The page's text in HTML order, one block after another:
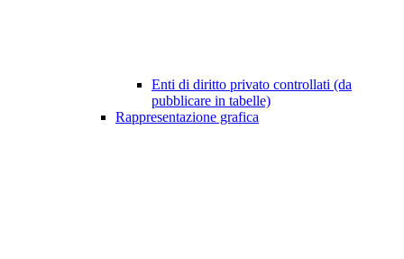
Enti di diritto privato controllati (da
pubblicare in tabelle)
Rappresentazione grafica